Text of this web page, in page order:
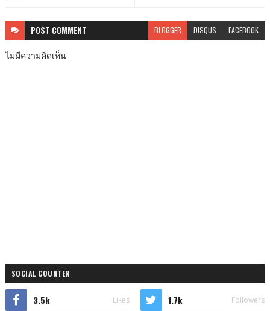
POST COMMENT BLOGGER DISQUS FACEBOOK
ไม่มีความคิดเห็น
SOCIAL COUNTER
3.5k Likes 1.7k Followers